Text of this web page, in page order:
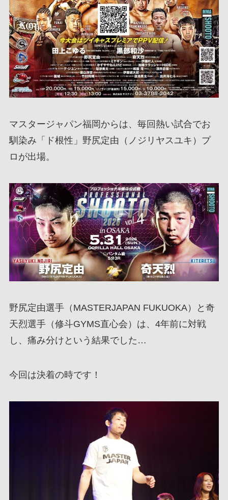
マスタージャパン福岡からは、毎回熱い試合でお
馴染み「ド根性」野尻定由（ノジリヤスユキ）プ
ロが出場。
野尻定由選手（MASTERJAPAN FUKUOKA）と奇
天烈選手（修斗GYMS直心会）は、4年前に対戦
し、痛み分けという結果でした…
今回は決着の時です！